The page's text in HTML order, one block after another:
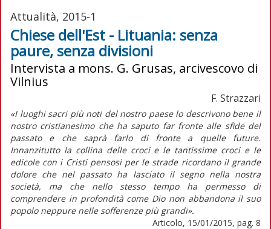
Attualità, 2015-1
Chiese dell'Est - Lituania: senza
paure, senza divisioni
Intervista a mons. G. Grusas, arcivescovo di
Vilnius
F. Strazzari
«I luoghi sacri più noti del nostro paese lo descrivono bene il
nostro cristianesimo che ha saputo far fronte alle sfide del
passato e che saprà farlo di fronte a quelle future.
Innanzitutto la collina delle croci e le tantissime croci e le
edicole con i Cristi pensosi per le strade ricordano il grande
dolore che nel passato ha lasciato il segno nella nostra
società, ma che nello stesso tempo ha permesso di
comprendere in profondità come Dio non abbandona il suo
popolo neppure nelle sofferenze più grandi».
Articolo, 15/01/2015, pag. 8